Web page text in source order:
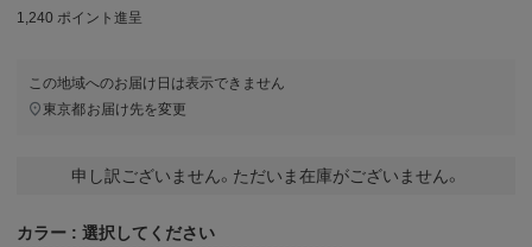
1,240 ポイント進呈
この地域へのお届け日は表示できません
東京都お届け先を変更
申し訳ございません。ただいま在庫がございません。
カラー 選択してください